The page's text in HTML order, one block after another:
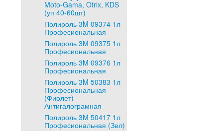
Moto-Gama, Otrix, KDS
(уп 40-60шт)
Полироль 3M 09374 1л
Професиональная
Полироль 3M 09375 1л
Професиональная
Полироль 3M 09376 1л
Професиональная
Полироль 3M 50383 1л
Професиональная
(Фиолет)
Антигалограмная
Полироль 3M 50417 1л
Професиональная (Зел)